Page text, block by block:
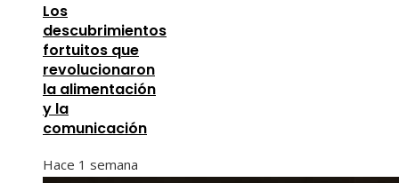
Los
descubrimientos
fortuitos que
revolucionaron
la alimentación
y la
comunicación
Hace 1 semana